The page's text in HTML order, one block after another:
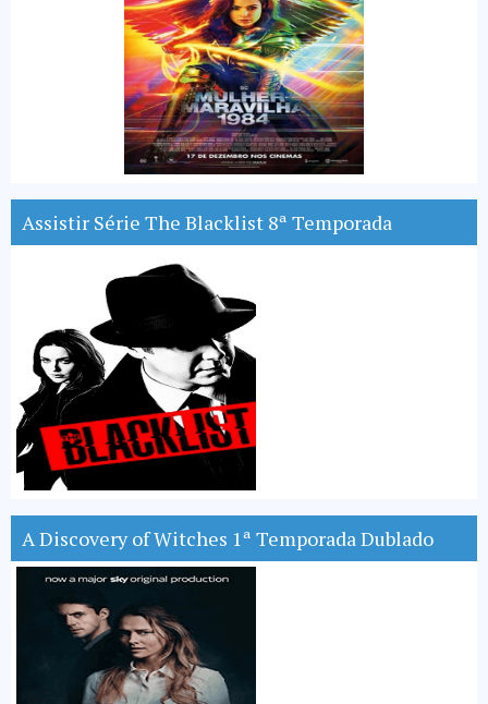
Assistir Série The Blacklist 8ª Temporada
A Discovery of Witches 1ª Temporada Dublado